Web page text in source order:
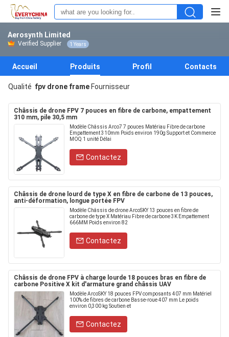
Aerosynth Limited
Verified Supplier 1 Years
Accueil Produits Profil Contacts
Qualité fpv drone frame Fournisseur
Châssis de drone FPV 7 pouces en fibre de carbone, empattement
310 mm, pile 30,5 mm
Modèle Châssis Arco7 7 pouces Matériau Fibre de carbone
Empattement 310mm Poids environ 190g Support et Commerce
MOQ 1 unité Délai
Contactez
Châssis de drone lourd de type X en fibre de carbone de 13 pouces,
anti-déformation, longue portée FPV
Modèle Châssis de drone ArcoSKY 13 pouces en fibre de
carbone de type X Matériau Fibre de carbone 3K Empattement
666MM Poids environ 82
Contactez
Châssis de drone FPV à charge lourde 18 pouces bras en fibre de
carbone Positive X kit d'armature grand châssis UAV
Modèle ArcoSKY 18 pouces FPV composants 407 mm Matériel
100% de fibres de carbone Basse-roue 407 mm Le poids
environ 0,300 kg Soutien et
Contactez